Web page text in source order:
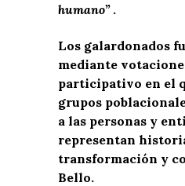
humano” .
Los galardonados
mediante
participativo en el
grupos
a las personas y
representan
transformación y
Bello.